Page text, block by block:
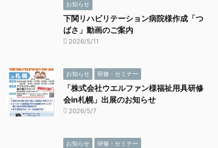
お知らせ
下関リハビリテーション病院様作成「つ
ばさ」動画のご案内
2026/5/11
お知らせ 研修・セミナー
「株式会社ウエルファン様福祉用具研修
会in札幌」出展のお知らせ
2026/5/7
お知らせ 研修・セミナー